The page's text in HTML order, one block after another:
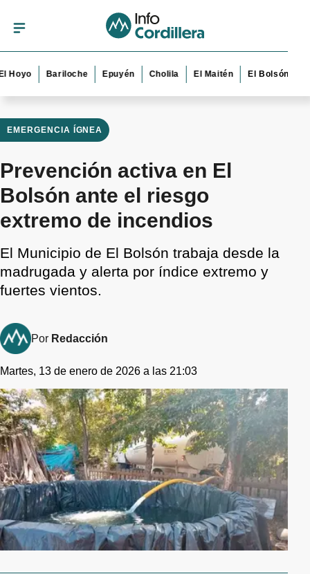
Bariloche Epuyén Cholila El Maitén El Bolsón Esquel
EMERGENCIA ÍGNEA
Prevención activa en El
Bolsón ante el riesgo
extremo de incendios
El Municipio de El Bolsón trabaja desde la
madrugada y alerta por índice extremo y
fuertes vientos.
Por Redacción
Martes, 13 de enero de 2026 a las 21:03